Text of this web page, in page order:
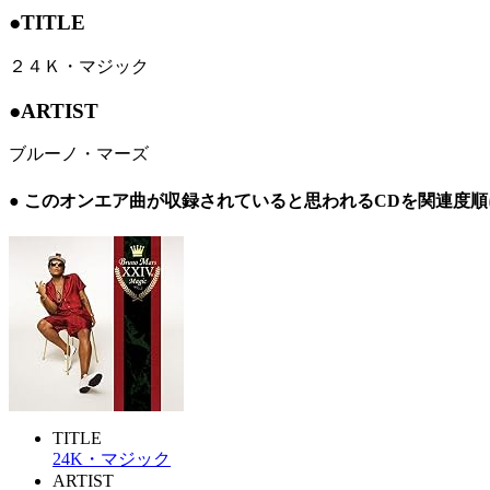
●TITLE
２４Ｋ・マジック
●ARTIST
ブルーノ・マーズ
● このオンエア曲が収録されていると思われるCDを関連度
TITLE
24K・マジック
ARTIST